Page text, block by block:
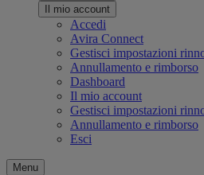
Il mio account
Accedi
Avira Connect
Gestisci impostazioni
Annullamento e rimborso
Dashboard
Il mio account
Gestisci impostazioni
Annullamento e rimborso
Esci
Menu